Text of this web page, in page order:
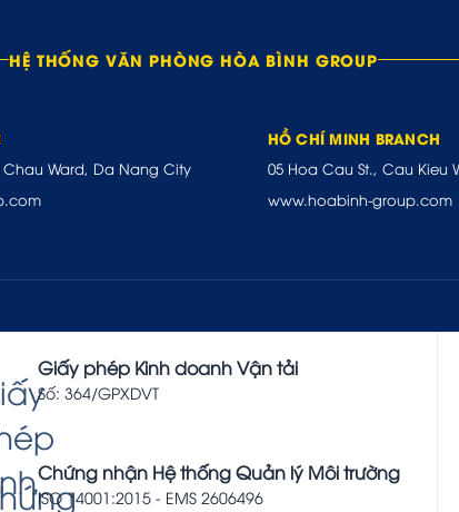
HỆ THỐNG VĂN PHÒNG HÒA BÌNH GROUP
Chau Ward, Da Nang City
HỒ CHÍ MINH BRANCH
05 Hoa Cau St., Cau Kieu
www.hoabinh-group.com
Giấy phép Kinh doanh Vận tải
Số: 364/GPXDVT
Chứng nhận Hệ thống Quản lý Môi trường
ISO 14001:2015 - EMS 2606496